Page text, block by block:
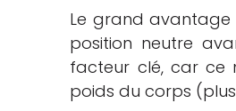
Le grand avantage
position neutre
facteur clé, car ce
poids du corps